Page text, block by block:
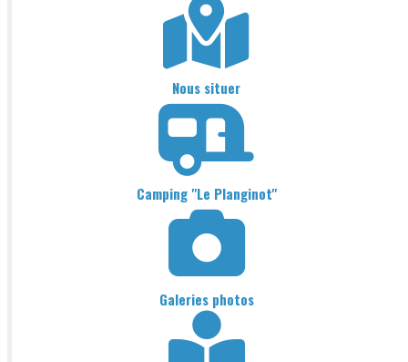
Nous situer
Camping "Le Planginot"
Galeries photos